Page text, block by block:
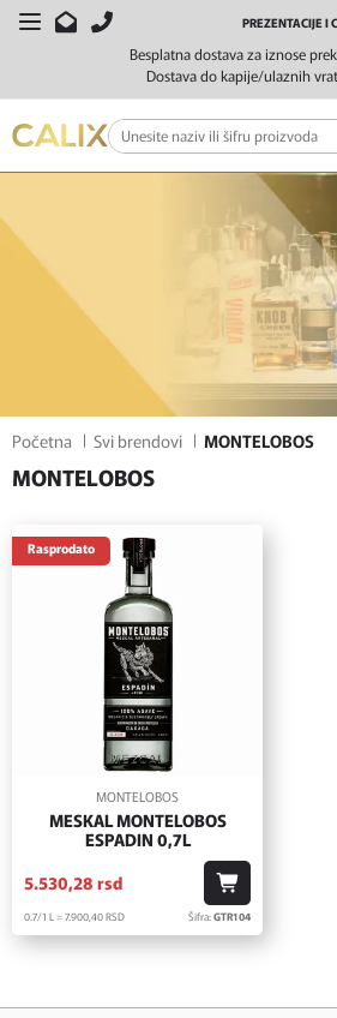
Besplatna dostava za iznose
Dostava do kapije/ulaznih
PREZENTACIJE I
Početna Svi brendovi MONTELOBOS
MONTELOBOS
FILTERI
SORTIRAJ
Rasprodato
MONTELOBOS
MESKAL MONTELOBOS
ESPADIN 0,7L
5.530,28 rsd
0.7/1 L = 7.900,40RSD Šifra:GTR104